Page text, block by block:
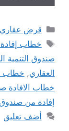
التصنيفات
قرض عقاري
الوسوم
خطاب إفادة
صندوق التنمية
العقاري, خطاب
خطاب الافادة
إفادة من صندوق
أضف تعليق